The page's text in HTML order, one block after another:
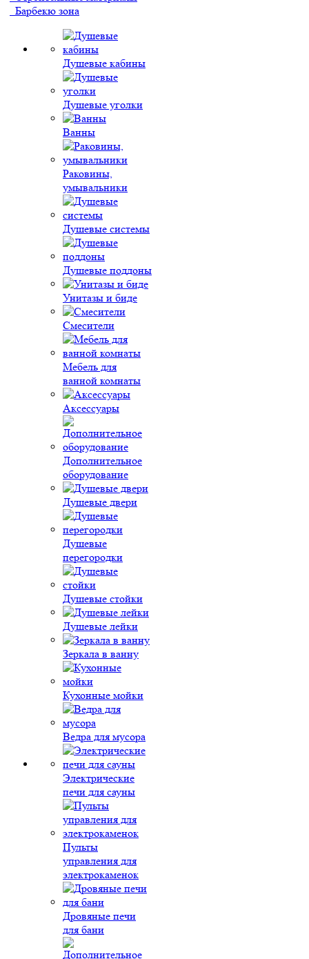
Барбекю зона
Душевые кабины
Душевые уголки
Ванны
Раковины,
умывальники
Душевые системы
Душевые поддоны
Унитазы и биде
Смесители
Мебель для
ванной комнаты
Аксессуары
Дополнительное
оборудование
Душевые двери
Душевые
перегородки
Душевые стойки
Душевые лейки
Зеркала в ванну
Кухонные мойки
Ведра для мусора
Электрические
печи для сауны
Пульты
управления для
электрокаменок
Дровяные печи
для бани